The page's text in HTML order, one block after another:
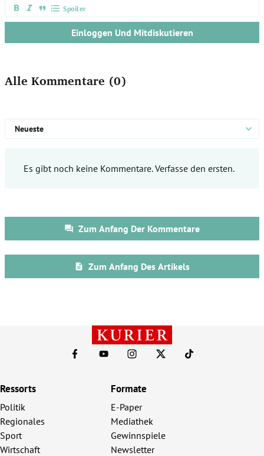
Ressorts
Politik
Regionales
Sport
Wirtschaft
Formate
E-Paper
Mediathek
Gewinnspiele
Newsletter